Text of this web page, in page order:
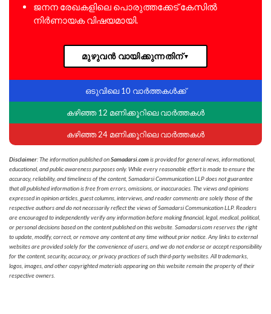
ജനന രേഖകളിലെ പൊരുത്തക്കേട് കേസിൽ
നിർണായക വിഷയമായി.
മുഴുവൻ വായിക്കുന്നതിന്▼
ഒടുവിലെ 10 വാർത്തകൾക്ക്
കഴിഞ്ഞ 12 മണിക്കൂറിലെ വാർത്തകൾ
കഴിഞ്ഞ 24 മണിക്കൂറിലെ വാർത്തകൾ
Disclaimer: The information published onSamadarsi.comis provided for general news, informational,
educational, and public awareness purposes only. While every reasonable effort is made to ensure the
accuracy, reliability, and timeliness of the content, Samadarsi Communication LLP does not guarantee
that all published information is free from errors, omissions, or inaccuracies. The views and opinions
expressed in opinion articles, guest columns, interviews, and reader comments are solely those of the
respective authors and do not necessarily reflect the views of Samadarsi Communication LLP. Readers
are encouraged to independently verify any information before making financial, legal, medical, political,
or personal decisions based on the content published on this website. Samadarsi.com reserves the right
to update, modify, correct, or remove any content at any time without prior notice. Any links to external
websites are provided solely for the convenience of users, and we do not endorse or accept responsibility
for the content, security, accuracy, or privacy practices of such third-party websites. All trademarks,
logos, images, and other copyrighted materials appearing on this website remain the property of their
respective owners.